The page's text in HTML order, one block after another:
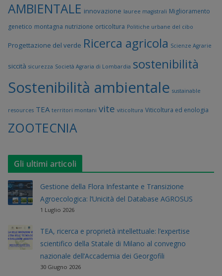
AMBIENTALE innovazione lauree magistrali Miglioramento
genetico montagna nutrizione orticoltura Politiche urbane del cibo
Progettazione del verde Ricerca agricola Scienze Agrarie
siccità sicurezza Società Agraria di Lombardia sostenibilità
Sostenibilità ambientale sustainable
resources TEA territori montani vite viticoltura Viticoltura ed enologia
ZOOTECNIA
Gli ultimi articoli
Gestione della Flora Infestante e Transizione
Agroecologica: l’Unicità del Database AGROSUS
1 Luglio 2026
TEA, ricerca e proprietà intellettuale: l’expertise
scientifico della Statale di Milano al convegno
nazionale dell’Accademia dei Georgofili
30 Giugno 2026